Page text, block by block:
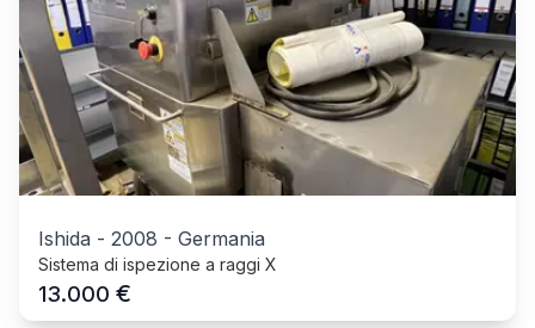
Ishida - 2008 - Germania
Sistema di ispezione a raggi X
13.000 €